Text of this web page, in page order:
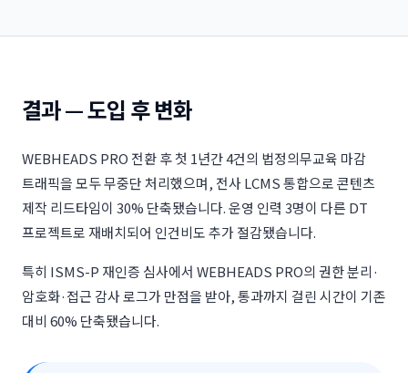
결과 — 도입 후 변화
WEBHEADS PRO 전환 후 첫 1년간 4건의 법정의무교육 마감
트래픽을 모두 무중단 처리했으며, 전사 LCMS 통합으로 콘텐츠
제작 리드타임이 30% 단축됐습니다. 운영 인력 3명이 다른 DT
프로젝트로 재배치되어 인건비도 추가 절감됐습니다.
특히 ISMS-P 재인증 심사에서 WEBHEADS PRO의 권한 분리·
암호화·접근 감사 로그가 만점을 받아, 통과까지 걸린 시간이 기존
대비 60% 단축됐습니다.